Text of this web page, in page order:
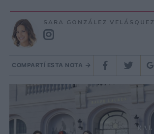
SARA GONZÁLEZ VELÁSQUEZ
COMPARTÍ ESTA NOTA